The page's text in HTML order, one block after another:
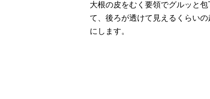
大根の皮をむく要領でグルッと
て、後ろが透けて見えるくらいの
にします。